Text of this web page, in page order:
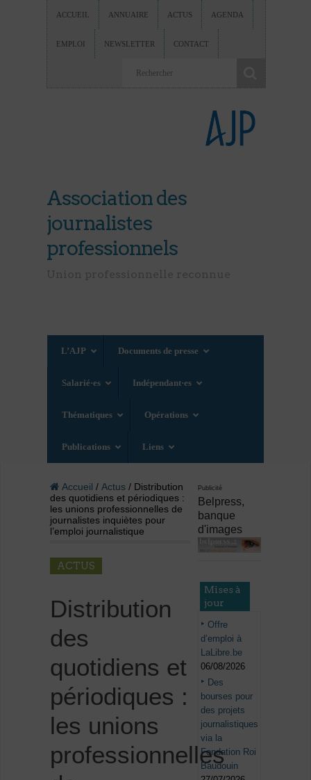
ACCUEIL ANNUAIRE ACTUS AGENDA
EMPLOI NEWSLETTER CONTACT
Association des
journalistes
professionnels
L’AJP Documents de presse
Salarié·es Indépendant·es
Thématiques Opérations
Publications Liens
Accueil / Actus/ Distribution
des quotidiens et périodiques :
les unions professionnelles de
journalistes inquiètes pour
l’emploi journalistique
ACTUS
Distribution
des
quotidiens et
périodiques :
les unions
professionnelles
Publicité
Belpress,
banque
d'images
Mises à
jour
Offre
d’emploi à
LaLibre.be
06/08/2026
Des
bourses pour
des projets
journalistiques
via la
Fondation Roi
Baudouin